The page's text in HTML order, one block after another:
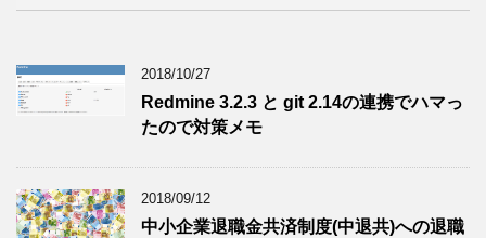
2018/10/27
Redmine 3.2.3 と git 2.14の連携でハマっ
たので対策メモ
2018/09/12
中小企業退職金共済制度(中退共)への退職